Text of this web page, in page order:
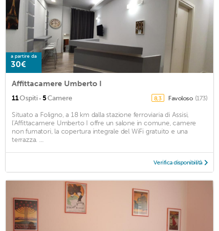
a partire da
30€
Affittacamere Umberto I
11Ospiti · 5Camere 8,3 Favoloso (173)
Situato a Foligno, a 18 km dalla stazione ferroviaria di Assisi,
l'Affittacamere Umberto I offre un salone in comune, camere
non fumatori, la copertura integrale del WiFi gratuito e una
terrazza. ...
Verifica disponibilità